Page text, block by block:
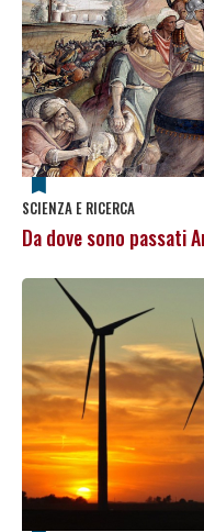
SCIENZA E RICERCA
Da dove sono passati